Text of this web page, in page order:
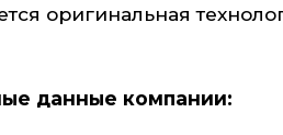
оригинальная
данные компании: